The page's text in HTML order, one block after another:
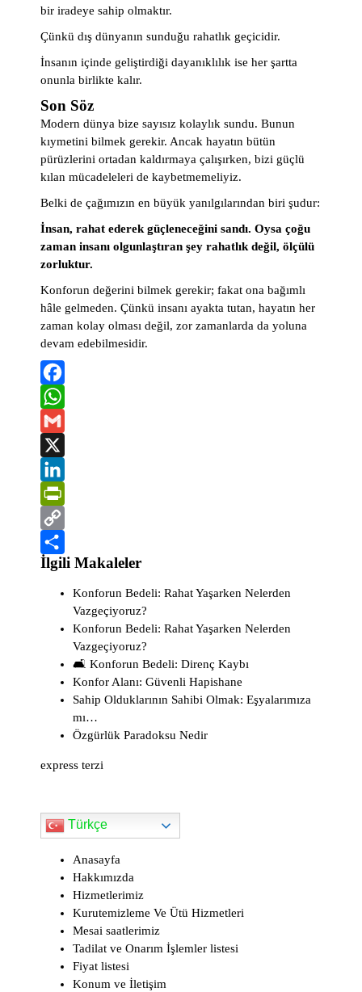
bir iradeye sahip olmaktır.
Çünkü dış dünyanın sunduğu rahatlık geçicidir.
İnsanın içinde geliştirdiği dayanıklılık ise her şartta
onunla birlikte kalır.
Son Söz
Modern dünya bize sayısız kolaylık sundu. Bunun
kıymetini bilmek gerekir. Ancak hayatın bütün
pürüzlerini ortadan kaldırmaya çalışırken, bizi güçlü
kılan mücadeleleri de kaybetmemeliyiz.
Belki de çağımızın en büyük yanılgılarından biri şudur:
İnsan, rahat ederek güçleneceğini sandı. Oysa çoğu
zaman insanı olgunlaştıran şey rahatlık değil, ölçülü
zorluktur.
Konforun değerini bilmek gerekir; fakat ona bağımlı
hâle gelmeden. Çünkü insanı ayakta tutan, hayatın her
zaman kolay olması değil, zor zamanlarda da yoluna
devam edebilmesidir.
F
a
e
b
o
o
k
W
h
a
s
A
p
G
m
a
X
L
n
k
P
i
C
o
S
İlgili Makaleler
Konforun Bedeli: Rahat Yaşarken Nelerden
Vazgeçiyoruz?
Konforun Bedeli: Rahat Yaşarken Nelerden
Vazgeçiyoruz?
🛋️ Konforun Bedeli: Direnç Kaybı
Konfor Alanı: Güvenli Hapishane
Sahip Olduklarının Sahibi Olmak: Eşyalarımıza
mı…
Özgürlük Paradoksu Nedir
express terzi
Türkçe
Anasayfa
Hakkımızda
Hizmetlerimiz
Kurutemizleme Ve Ütü Hizmetleri
Mesai saatlerimiz
Tadilat ve Onarım İşlemler listesi
Fiyat listesi
Konum ve İletişim